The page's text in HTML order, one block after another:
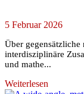
5 Februar 2026
Über
interdisziplinäre
und mathe...
Weiterlesen